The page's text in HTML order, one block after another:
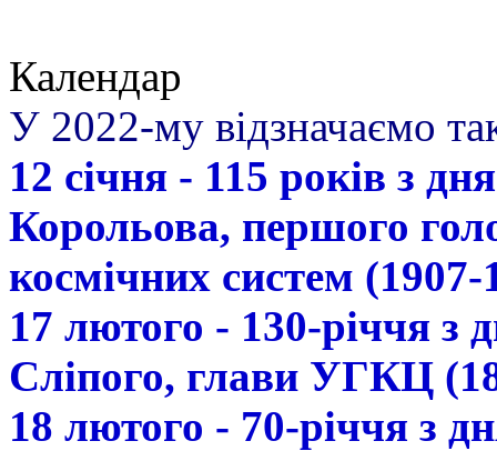
Календар
У 2022-му відзначаємо
12 січня - 115 років з
Корольова, першого
космічних систем (1907-
17 лютого - 130-річчя з
Сліпого, глави УГКЦ
18 лютого - 70-річчя з